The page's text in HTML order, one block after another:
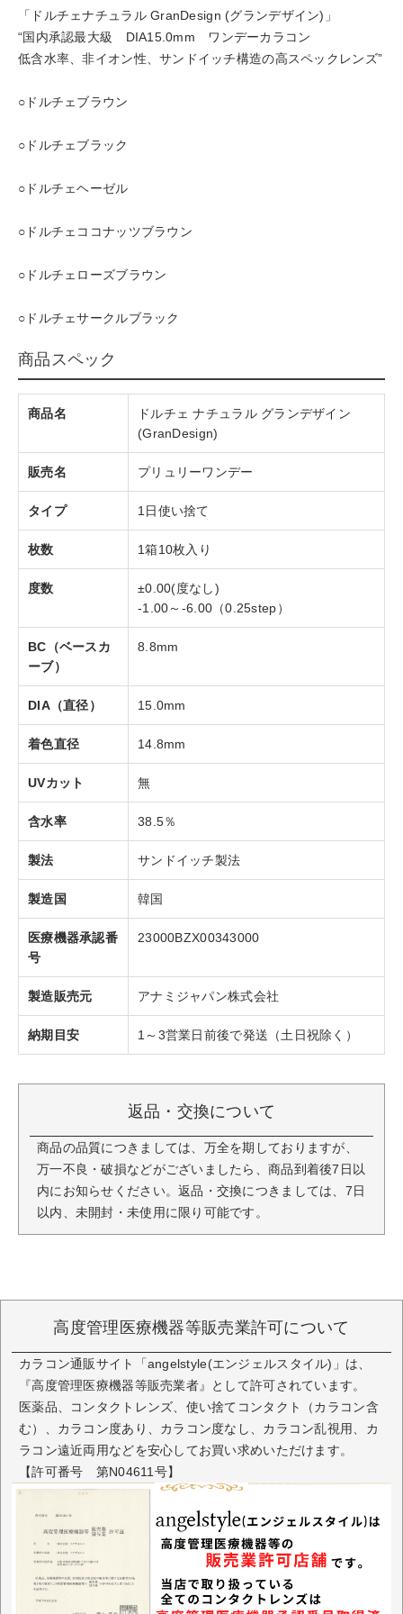
「ドルチェナチュラル GranDesign (グランデザイン)」
“国内承認最大級 DIA15.0mm ワンデーカラコン
低含水率、非イオン性、サンドイッチ構造の高スペックレンズ”
○ドルチェブラウン
○ドルチェブラック
○ドルチェヘーゼル
○ドルチェココナッツブラウン
○ドルチェローズブラウン
○ドルチェサークルブラック
商品スペック
商品名
ドルチェ ナチュラル グランデザイン
(GranDesign)
販売名 プリュリーワンデー
タイプ 1日使い捨て
枚数 1箱10枚入り
度数
±0.00(度なし)
-1.00～-6.00（0.25step）
BC（ベースカ
ーブ）
8.8mm
DIA（直径） 15.0mm
着色直径 14.8mm
UVカット 無
含水率 38.5％
製法 サンドイッチ製法
製造国 韓国
医療機器承認番
号
23000BZX00343000
製造販売元 アナミジャパン株式会社
納期目安 1～3営業日前後で発送（土日祝除く）
返品・交換について
商品の品質につきましては、万全を期しておりますが、
万一不良・破損などがございましたら、商品到着後7日以
内にお知らせください。返品・交換につきましては、7日
以内、未開封・未使用に限り可能です。
高度管理医療機器等販売業許可について
カラコン通販サイト「angelstyle(エンジェルスタイル)」は、
『高度管理医療機器等販売業者』として許可されています。
医薬品、コンタクトレンズ、使い捨てコンタクト（カラコン含
む）、カラコン度あり、カラコン度なし、カラコン乱視用、カ
ラコン遠近両用などを安心してお買い求めいただけます。
【許可番号 第N04611号】